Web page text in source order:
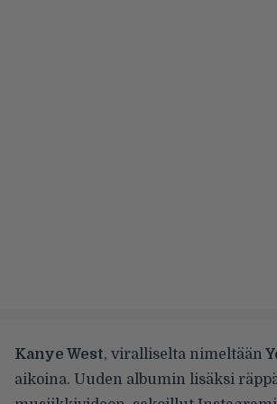
Kanye West, viralliselta nimeltään
aikoina. Uuden albumin lisäksi